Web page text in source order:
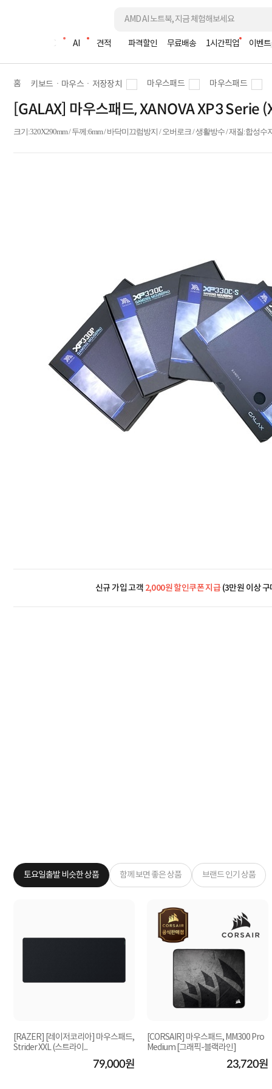
조립PC AI 견적 파격할인 무료배송 1시간픽업 이벤트
홈 키보드ㆍ마우스ㆍ저장장치 마우스패드 마우스패드
[GALAX] 마우스패드, XANOVA XP3
크기:320X290mm / 두께:6mm / 바닥미끄럼방지 / 오버로크 / 생활방수 / 재질:합성수
신규 가입 고객 2,000원 할인쿠폰 지급(3만원 이상 구
토요일출발 비슷한 상품 함께 보면 좋은 상품 브랜드 인기 상품
[RAZER] [레이저코리아] 마우스패드,
Strider XXL (스트라이...
79,000원
[CORSAIR] 마우스패드, MM300 Pro
Medium [그래픽-블랙라인]
23,720원